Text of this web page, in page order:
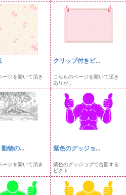
ージを開いて頂き
クリップ付きピ...
こちらのページを開いて頂き
ありが...
物の...
ージを開いて頂き
紫色のグッジョ...
紫色のグッジョブで合図する
ピクト...